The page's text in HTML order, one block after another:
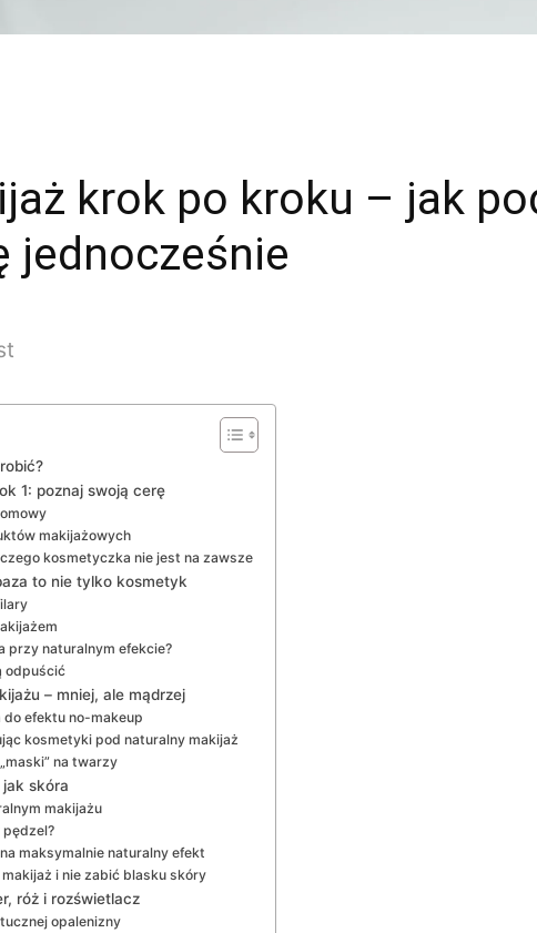
krok po kroku – jak
jednocześnie
1: poznaj swoją cerę
makijażowych
kosmetyczka nie jest na zawsze
to nie tylko kosmetyk
przy naturalnym efekcie?
odpuścić
– mniej, ale mądrzej
do efektu no-makeup
kosmetyki pod naturalny makijaż
na twarzy
jak skóra
makijażu
pędzel?
maksymalnie naturalny efekt
i nie zabić blasku skóry
róż i rozświetlacz
opalenizny